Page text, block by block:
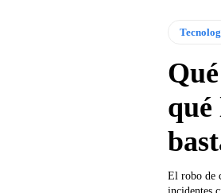
qué
El robo de